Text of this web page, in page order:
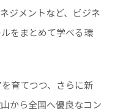
ジメントなど、ビジネ
をまとめて学べる環
育てつつ、さらに新
から全国へ優良なコン